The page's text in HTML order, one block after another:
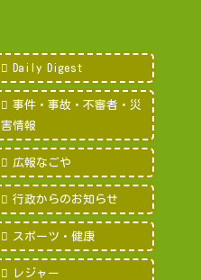
Daily Digest
事件・事故・不審者・災
害情報
広報なごや
行政からのお知らせ
スポーツ・健康
レジャー